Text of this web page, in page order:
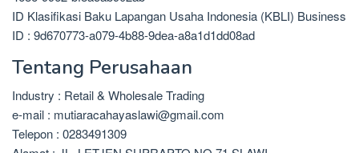
ID Klasifikasi Baku Lapangan Usaha Indonesia (KBLI) Business
ID : 9d670773-a079-4b88-9dea-a8a1d1dd08ad
Tentang Perusahaan
Industry : Retail & Wholesale Trading
e-mail : mutiaracahayaslawi@gmail.com
Telepon : 0283491309